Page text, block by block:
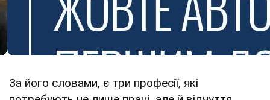
За його словами, є три професії, які